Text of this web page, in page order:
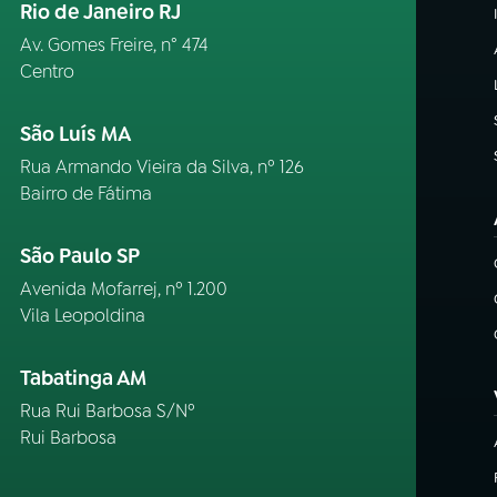
Rio de Janeiro RJ
Av. Gomes Freire, n° 474
Centro
São Luís MA
Rua Armando Vieira da Silva, nº 126
Bairro de Fátima
São Paulo SP
Avenida Mofarrej, nº 1.200
Vila Leopoldina
Tabatinga AM
Rua Rui Barbosa S/Nº
Rui Barbosa